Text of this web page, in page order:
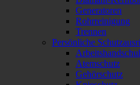
Generatoren
Rohrreinigung
Trennen
Persönliche
Atemschutz
Gehörschutz